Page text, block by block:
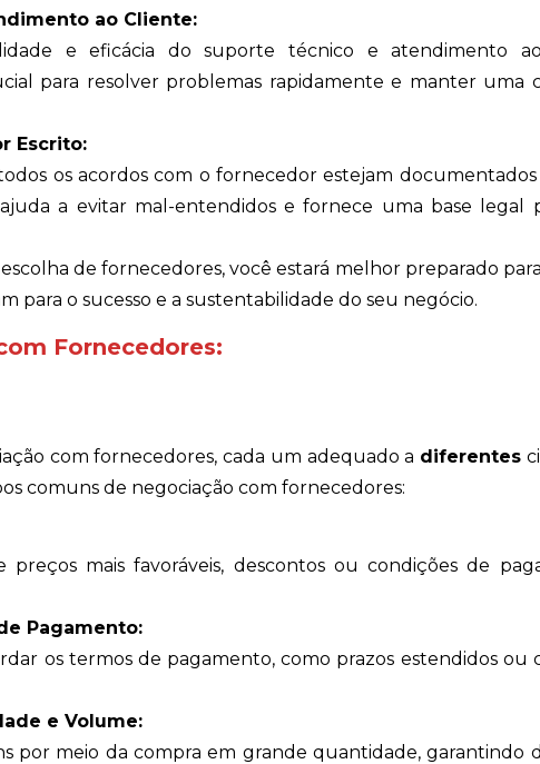
ao Cliente:
e eficácia do suporte técnico e atendimento
para resolver problemas rapidamente e manter uma
Escrito:
os acordos com o fornecedor estejam
a evitar mal-entendidos e fornece uma base legal
de fornecedores, você estará melhor preparado
para o sucesso e a sustentabilidade do seu negócio.
Fornecedores:
com fornecedores, cada um adequado a diferentes
comuns de negociação com fornecedores:
mais favoráveis, descontos ou condições de
Pagamento:
os termos de pagamento, como prazos estendidos ou
e Volume:
por meio da compra em grande quantidade, garantindo